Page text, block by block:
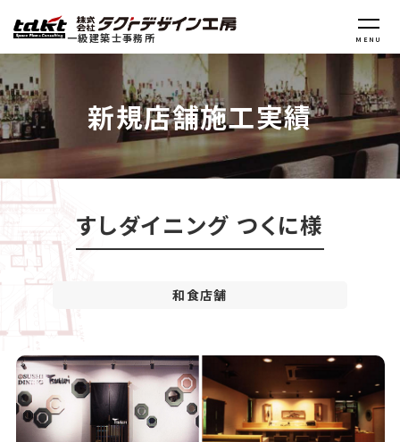
一級建築士事務所 MENU
新規店舗施工実績
すしダイニング つくに様
和食店舗